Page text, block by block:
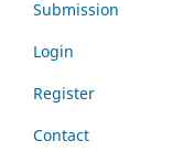
Submission
Login
Register
Contact